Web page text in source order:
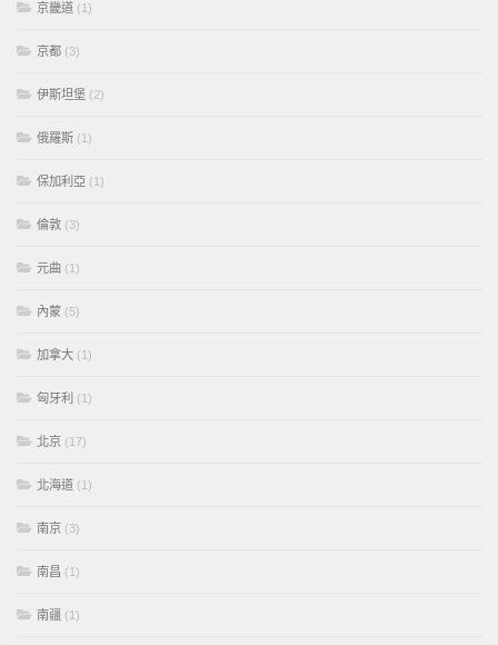
京畿道 (1)
京都 (3)
伊斯坦堡 (2)
俄羅斯 (1)
保加利亞 (1)
倫敦 (3)
元曲 (1)
內蒙 (5)
加拿大 (1)
匈牙利 (1)
北京 (17)
北海道 (1)
南京 (3)
南昌 (1)
南疆 (1)